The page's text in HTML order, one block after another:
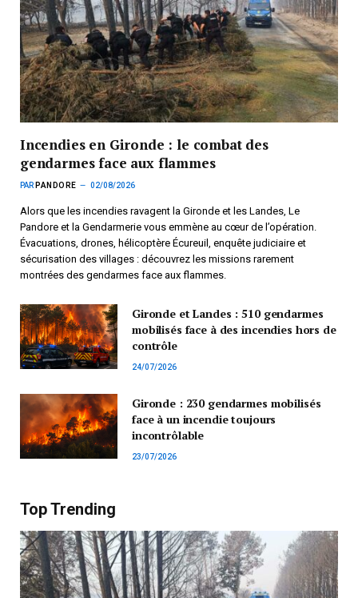
Incendies en Gironde : le combat des
gendarmes face aux flammes
PAR PANDORE 02/08/2026
Alors que les incendies ravagent la Gironde et les Landes, Le
Pandore et la Gendarmerie vous emmène au cœur de l’opération.
Évacuations, drones, hélicoptère Écureuil, enquête judiciaire et
sécurisation des villages : découvrez les missions rarement
montrées des gendarmes face aux flammes.
Gironde et Landes : 510 gendarmes
mobilisés face à des incendies hors de
contrôle
24/07/2026
Gironde : 230 gendarmes mobilisés
face à un incendie toujours
incontrôlable
23/07/2026
Top Trending